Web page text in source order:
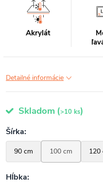
Akrylát
Detailné informácie
Skladom (>10 ks)